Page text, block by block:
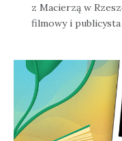
z Macierzą w Rzeszowie Tomasz